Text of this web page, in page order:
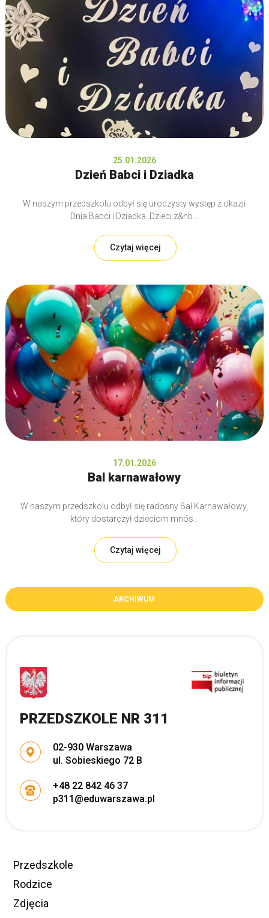
25.01.2026
Dzień Babci i Dziadka
W naszym przedszkolu odbył się uroczysty występ z okazji
Dnia Babci i Dziadka. Dzieci z&nb...
Czytaj więcej
17.01.2026
Bal karnawałowy
W naszym przedszkolu odbył się radosny Bal Karnawałowy,
który dostarczył dzieciom mnós...
Czytaj więcej
ARCHIWUM
PRZEDSZKOLE NR 311
Adres pocztowy:
02-930 Warszawa
ul. Sobieskiego 72 B
+48 22 842 46 37
p311@eduwarszawa.pl
Przedszkole
Rodzice
Zdjęcia